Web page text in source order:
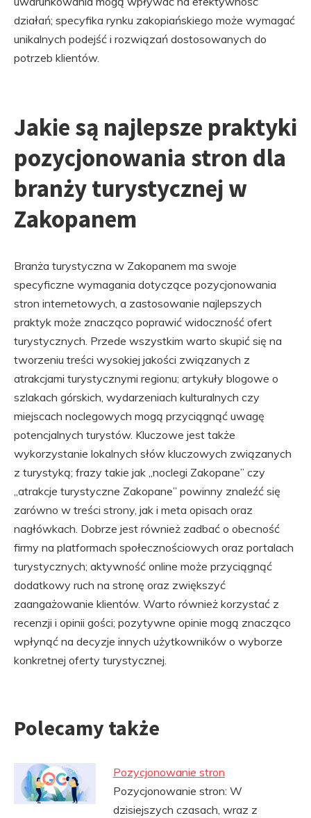
działań; specyfika rynku zakopiańskiego może wymagać
unikalnych podejść i rozwiązań dostosowanych do
potrzeb klientów.
Jakie są najlepsze praktyki
pozycjonowania stron dla
branży turystycznej w
Zakopanem
Branża turystyczna w Zakopanem ma swoje
specyficzne wymagania dotyczące pozycjonowania
stron internetowych, a zastosowanie najlepszych
praktyk może znacząco poprawić widoczność ofert
turystycznych. Przede wszystkim warto skupić się na
tworzeniu treści wysokiej jakości związanych z
atrakcjami turystycznymi regionu; artykuły blogowe o
szlakach górskich, wydarzeniach kulturalnych czy
miejscach noclegowych mogą przyciągnąć uwagę
potencjalnych turystów. Kluczowe jest także
wykorzystanie lokalnych słów kluczowych związanych
z turystyką; frazy takie jak „noclegi Zakopane” czy
„atrakcje turystyczne Zakopane” powinny znaleźć się
zarówno w treści strony, jak i meta opisach oraz
nagłówkach. Dobrze jest również zadbać o obecność
firmy na platformach społecznościowych oraz portalach
turystycznych; aktywność online może przyciągnąć
dodatkowy ruch na stronę oraz zwiększyć
zaangażowanie klientów. Warto również korzystać z
recenzji i opinii gości; pozytywne opinie mogą znacząco
wpłynąć na decyzje innych użytkowników o wyborze
konkretnej oferty turystycznej.
Polecamy także
Pozycjonowanie stron
Pozycjonowanie stron: W
dzisiejszych czasach, wraz z